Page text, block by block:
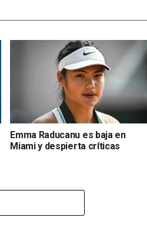
Emma Raducanu es baja en
Miami y despierta críticas